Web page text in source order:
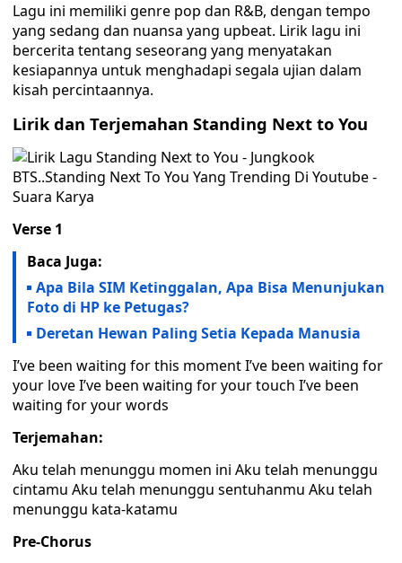
Lagu ini memiliki genre pop dan R&B, dengan tempo
yang sedang dan nuansa yang upbeat. Lirik lagu ini
bercerita tentang seseorang yang menyatakan
kesiapannya untuk menghadapi segala ujian dalam
kisah percintaannya.
Lirik dan Terjemahan Standing Next to You
Verse 1
Baca Juga:
Apa Bila SIM Ketinggalan, Apa Bisa Menunjukan
Foto di HP ke Petugas?
Deretan Hewan Paling Setia Kepada Manusia
I’ve been waiting for this moment I’ve been waiting for
your love I’ve been waiting for your touch I’ve been
waiting for your words
Terjemahan:
Aku telah menunggu momen ini Aku telah menunggu
cintamu Aku telah menunggu sentuhanmu Aku telah
menunggu kata-katamu
Pre-Chorus